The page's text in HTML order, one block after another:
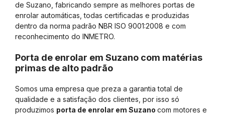
de Suzano, fabricando sempre as melhores portas de
enrolar automáticas, todas certificadas e produzidas
dentro da norma padrão NBR ISO 9001:2008 e com
reconhecimento do INMETRO.
Porta de enrolar em Suzano com matérias
primas de alto padrão
Somos uma empresa que preza a garantia total de
qualidade e a satisfação dos clientes, por isso só
produzimos porta de enrolar em Suzano com motores e